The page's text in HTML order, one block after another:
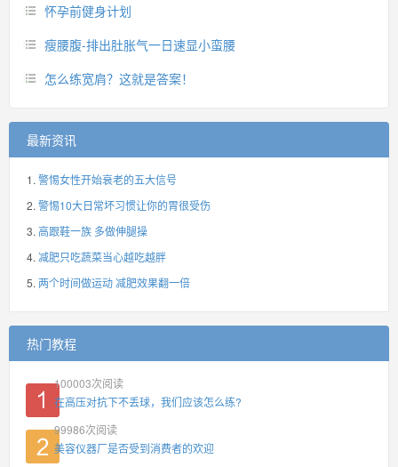
怀孕前健身计划
瘦腰腹-排出肚胀气一日速显小蛮腰
怎么练宽肩？这就是答案！
最新资讯
警惕女性开始衰老的五大信号
警惕10大日常坏习惯让你的胃很受伤
高跟鞋一族 多做伸腿操
减肥只吃蔬菜当心越吃越胖
两个时间做运动 减肥效果翻一倍
热门教程
100003次阅读
在高压对抗下不丢球，我们应该怎么练?
99986次阅读
美容仪器厂是否受到消费者的欢迎